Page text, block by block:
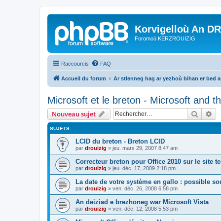
Korvigelloù An
Foromoù KERZROUIZIG
Raccourcis FAQ
Accueil du forum Ar stlenneg hag ar yezhoù bihan er bed
Microsoft et le breton - Microsoft and
Nouveau sujet
SUJETS
LCID du breton - Breton LCID
par drouizig » jeu. mars 29, 2007 8:47 am
Correcteur breton pour Office 2010 sur le site
par drouizig » jeu. déc. 17, 2009 2:18 pm
La date de votre système en gallo : possible
par drouizig » ven. déc. 26, 2008 6:58 pm
An deiziad e brezhoneg war Microsoft Vista
par drouizig » ven. déc. 12, 2008 5:53 pm